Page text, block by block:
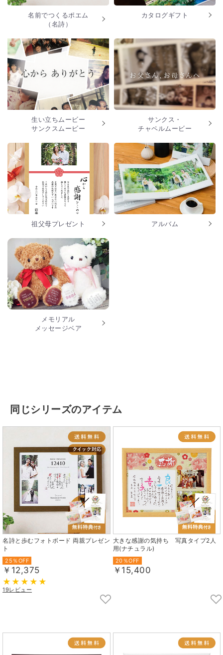
名前でつくるポエム
（名詩）
カタログギフト
生い立ちムービー
サンクスムービー
サンクス・
チャペルムービー
祖父母プレゼント アルバム
メモリアル
メッセージベア
同じシリーズのアイテム
名詩と歩むフォトボード 両親プレゼン
ト
25％OFF
￥12,375
19レビュー
大きな感謝の気持ち 写真タイプ2人
用(ナチュラル)
20％OFF
￥15,400